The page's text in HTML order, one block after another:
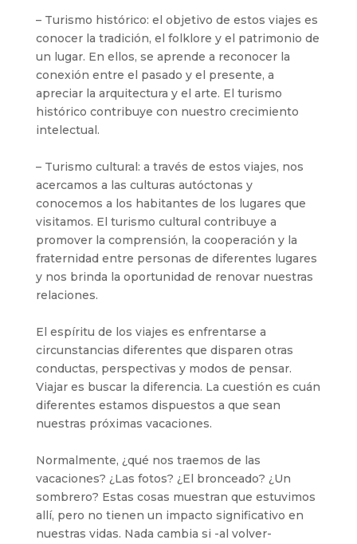
– Turismo histórico: el objetivo de estos viajes es
conocer la tradición, el folklore y el patrimonio de
un lugar. En ellos, se aprende a reconocer la
conexión entre el pasado y el presente, a
apreciar la arquitectura y el arte. El turismo
histórico contribuye con nuestro crecimiento
intelectual.
– Turismo cultural: a través de estos viajes, nos
acercamos a las culturas autóctonas y
conocemos a los habitantes de los lugares que
visitamos. El turismo cultural contribuye a
promover la comprensión, la cooperación y la
fraternidad entre personas de diferentes lugares
y nos brinda la oportunidad de renovar nuestras
relaciones.
El espíritu de los viajes es enfrentarse a
circunstancias diferentes que disparen otras
conductas, perspectivas y modos de pensar.
Viajar es buscar la diferencia. La cuestión es cuán
diferentes estamos dispuestos a que sean
nuestras próximas vacaciones.
Normalmente, ¿qué nos traemos de las
vacaciones? ¿Las fotos? ¿El bronceado? ¿Un
sombrero? Estas cosas muestran que estuvimos
allí, pero no tienen un impacto significativo en
nuestras vidas. Nada cambia si -al volver-